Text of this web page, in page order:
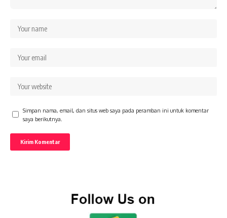
Simpan nama, email, dan situs web saya pada peramban ini untuk komentar
saya berikutnya.